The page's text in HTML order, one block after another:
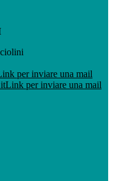
per inviare una mail
Link per inviare una mail